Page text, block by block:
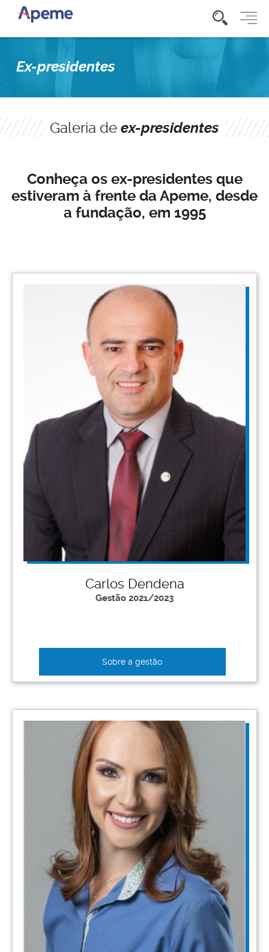
Ex-presidentes
Galeria de ex-presidentes
Conheça os ex-presidentes que
estiveram à frente da Apeme, desde
a fundação, em 1995
Carlos Dendena
Gestão 2021/2023
Sobre a gestão